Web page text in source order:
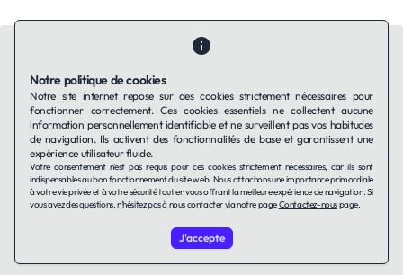
Contactez-nousQui sommes-nous ?Ils utilisent Taffin.tech
Politique de confidentialitéConditions générales
Politique de cookies
LinkedIn
© 2026 TAFFin.Tech. Tous droits réservés.
Notre politique de cookies
Notre site internet repose sur des cookies strictement nécessaires pour
fonctionner correctement. Ces cookies essentiels ne collectent aucune
information personnellement identifiable et ne surveillent pas vos habitudes
de navigation. Ils activent des fonctionnalités de base et garantissent une
expérience utilisateur fluide.
Votre consentement n'est pas requis pour ces cookies strictement nécessaires, car ils sont
indispensables au bon fonctionnement du site web. Nous attachons une importance primordiale
à votre vie privée et à votre sécurité tout en vous offrant la meilleure expérience de navigation. Si
vous avez des questions, n'hésitez pas à nous contacter via notre pageContactez-nouspage.
J'accepte